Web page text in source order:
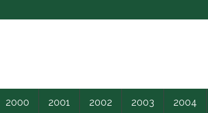
2000 2001 2002 2003 2004